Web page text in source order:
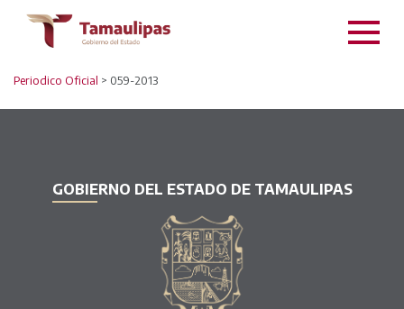
Periodico Oficial > 059-2013
GOBIERNO DEL ESTADO DE TAMAULIPAS